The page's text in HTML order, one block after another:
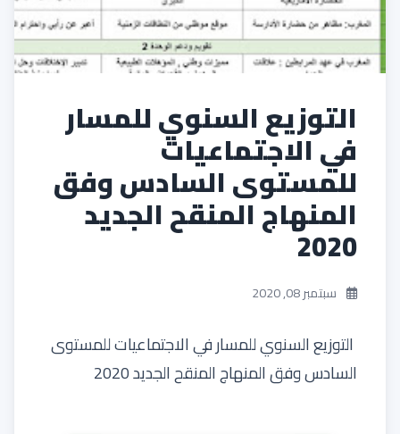
التوزيع السنوي للمسار
في الاجتماعيات
للمستوى السادس وفق
المنهاج المنقح الجديد
2020
سبتمبر 08, 2020
التوزيع السنوي للمسار في الاجتماعيات للمستوى
السادس وفق المنهاج المنقح الجديد 2020